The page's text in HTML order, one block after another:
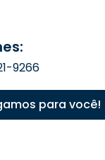
9266
para você!